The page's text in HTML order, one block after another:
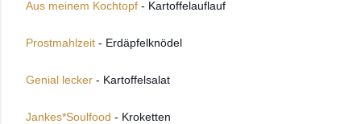
Aus meinem Kochtopf - Kartoffelauflauf
Prostmahlzeit - Erdäpfelknödel
Genial lecker - Kartoffelsalat
Jankes*Soulfood - Kroketten